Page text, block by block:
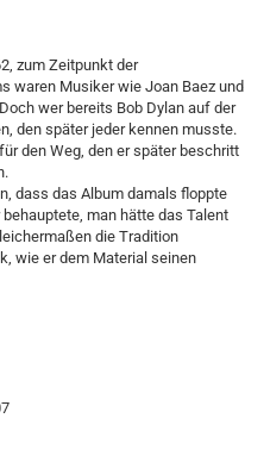
zum Zeitpunkt der
waren Musiker wie Joan Baez und
wer bereits Bob Dylan auf der
den später jeder kennen musste.
den Weg, den er später beschritt
dass das Album damals floppte
man hätte das Talent
die Tradition
wie er dem Material seinen